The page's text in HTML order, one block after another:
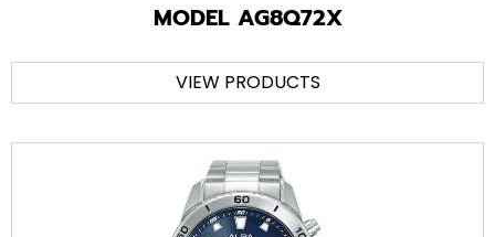
MODEL AG8Q72X
VIEW PRODUCTS